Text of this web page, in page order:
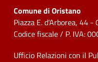
Comune di Oristano
Piazza E. d'Arborea, 44
Codice fiscale / P. IVA:
Ufficio Relazioni con il